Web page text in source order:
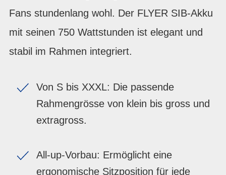
Fans stundenlang wohl. Der FLYER SIB-Akku
mit seinen 750 Wattstunden ist elegant und
stabil im Rahmen integriert.
Von S bis XXXL: Die passende
Rahmengrösse von klein bis gross und
extragross.
All-up-Vorbau: Ermöglicht eine
ergonomische Sitzposition für jede